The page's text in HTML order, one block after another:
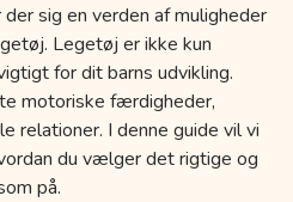
der sig en verden af muligheder
Legetøj er ikke kun
for dit barns udvikling.
motoriske færdigheder,
relationer. I denne guide vil vi
du vælger det rigtige og
på.